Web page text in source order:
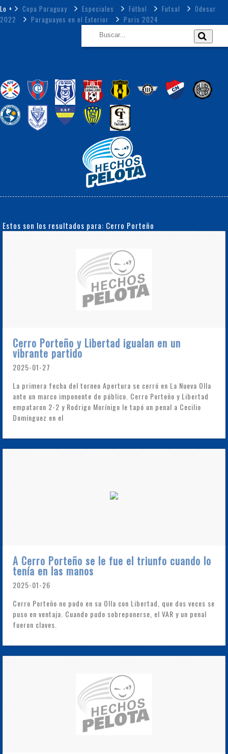
Lo + Copa Paraguay Especiales Fútbol Futsal
Odesur
2022
Paraguayos en el Exterior Paris 2024
Estos son los resultados para: Cerro Porteño
Cerro Porteño y Libertad igualan en un
vibrante partido
2025-01-27
La primera fecha del torneo Apertura se cerró en La Nueva Olla
ante un marco imponente de público. Cerro Porteño y Libertad
empataron 2-2 y Rodrigo Morínigo le tapó un penal a Cecilio
Domínguez en el
A Cerro Porteño se le fue el triunfo cuando lo
tenía en las manos
2025-01-26
Cerro Porteño no pudo en su Olla con Libertad, que dos veces se
puso en ventaja. Cuando pudo sobreponerse, el VAR y un penal
fueron claves.